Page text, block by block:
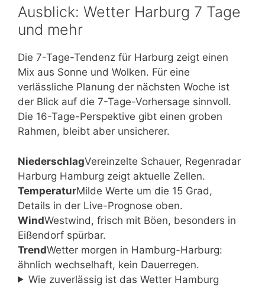
Ausblick: Wetter Harburg 7 Tage
und mehr
Die 7-Tage-Tendenz für Harburg zeigt einen
Mix aus Sonne und Wolken. Für eine
verlässliche Planung der nächsten Woche ist
der Blick auf die 7-Tage-Vorhersage sinnvoll.
Die 16-Tage-Perspektive gibt einen groben
Rahmen, bleibt aber unsicherer.
NiederschlagVereinzelte Schauer, Regenradar
Harburg Hamburg zeigt aktuelle Zellen.
TemperaturMilde Werte um die 15 Grad,
Details in der Live-Prognose oben.
WindWestwind, frisch mit Böen, besonders in
Eißendorf spürbar.
TrendWetter morgen in Hamburg-Harburg:
ähnlich wechselhaft, kein Dauerregen.
Wie zuverlässig ist das Wetter Hamburg